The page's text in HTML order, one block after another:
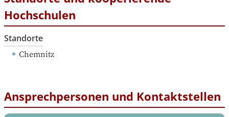
Hochschulen
Standorte
Chemnitz
Ansprechpersonen und Kontaktstellen